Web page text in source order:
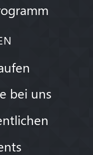
bei uns